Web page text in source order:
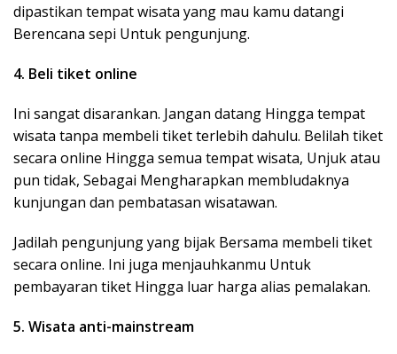
dipastikan tempat wisata yang mau kamu datangi
Berencana sepi Untuk pengunjung.
4. Beli tiket online
Ini sangat disarankan. Jangan datang Hingga tempat
wisata tanpa membeli tiket terlebih dahulu. Belilah tiket
secara online Hingga semua tempat wisata, Unjuk atau
pun tidak, Sebagai Mengharapkan membludaknya
kunjungan dan pembatasan wisatawan.
Jadilah pengunjung yang bijak Bersama membeli tiket
secara online. Ini juga menjauhkanmu Untuk
pembayaran tiket Hingga luar harga alias pemalakan.
5. Wisata anti-mainstream